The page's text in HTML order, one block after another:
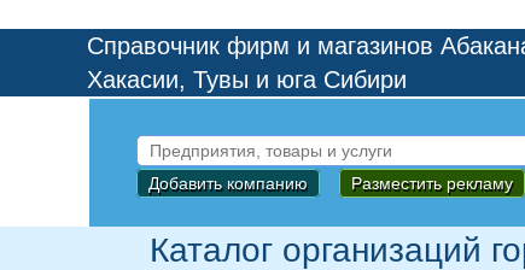
Справочник фирм и магазинов
Хакасии, Тувы и юга Сибири
Добавить компанию
Разместить рекламу
Каталог организаций